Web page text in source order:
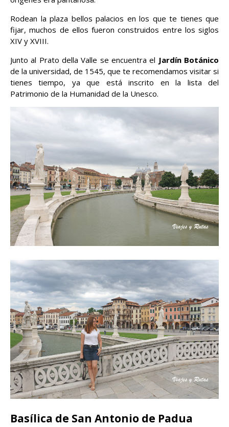
Rodean la plaza bellos palacios en los que te tienes que
fijar, muchos de ellos fueron construidos entre los siglos
XIV y XVIII.
Junto al Prato della Valle se encuentra el Jardín Botánico
de la universidad, de 1545, que te recomendamos visitar si
tienes tiempo, ya que está inscrito en la lista del
Patrimonio de la Humanidad de la Unesco.
Basílica de San Antonio de Padua